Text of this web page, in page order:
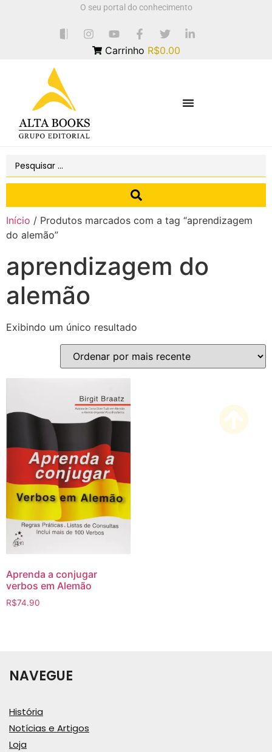
O seu portal do conhecimento
Carrinho R$0.00
Início / Produtos marcados com a tag “aprendizagem
do alemão”
aprendizagem do
alemão
Exibindo um único resultado
Aprenda a conjugar
verbos em Alemão
R$74.90
NAVEGUE
História
Notícias e Artigos
Loja